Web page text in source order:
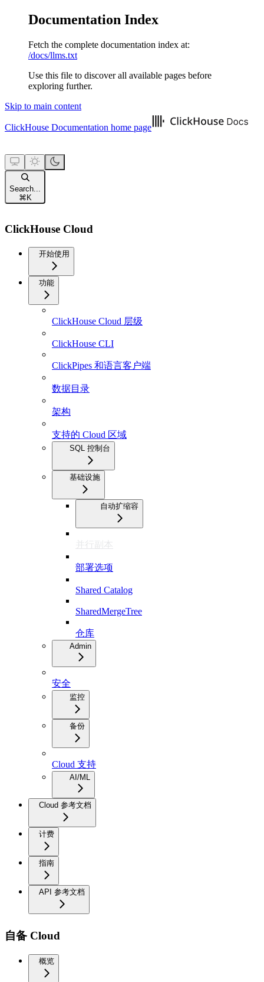
Documentation Index
Fetch the complete documentation index at:
/docs/llms.txt
Use this file to discover all available pages before
exploring further.
Skip to main content
ClickHouse Documentation home page
Search...
⌘ K
ClickHouse Cloud
开始使用
功能
ClickHouse Cloud 层级
ClickHouse CLI
ClickPipes 和语言客户端
数据目录
架构
支持的 Cloud 区域
SQL 控制台
基础设施
自动扩缩容
并行副本
部署选项
Shared Catalog
SharedMergeTree
仓库
Admin
安全
监控
备份
Cloud 支持
AI/ML
Cloud 参考文档
计费
指南
API 参考文档
自备 Cloud
概览